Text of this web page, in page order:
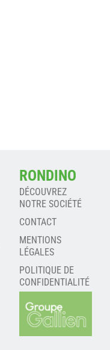
RONDINO
DÉCOUVREZ
NOTRE SOCIÉTÉ
CONTACT
MENTIONS
LÉGALES
POLITIQUE DE
CONFIDENTIALITÉ